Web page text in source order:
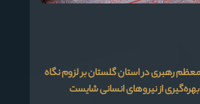
معظم رهبری در استان گلستان بر لزوم نگاه
از نیروهای انسانی شایست